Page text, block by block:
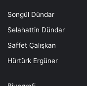
Songül Dündar
Selahattin Dündar
Saffet Çalışkan
Hürtürk Ergüner